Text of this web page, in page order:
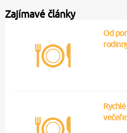
Zajímavé články
Od